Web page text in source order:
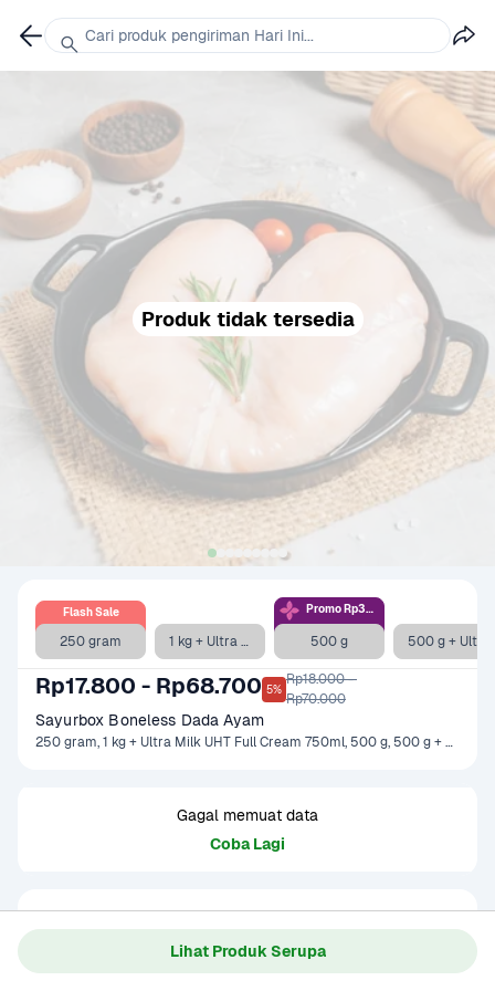
Lihat Produk Serupa
Produk tidak tersedia
250 gram
Flash Sale
1 kg + Ultra Milk UHT Full Cream 750ml 500 g
Promo Rp33.9rb
Rp17.800 - Rp68.700 5%
Rp18.000 -
Rp70.000
Sayurbox Boneless Dada Ayam
250 gram, 1 kg + Ultra Milk UHT Full Cream 750ml, 500 g, 500 g + Ultra Milk UHT Full Cream 750 ml, 2 x 500 gr
Gagal memuat data
Coba Lagi
Origin : Local/Indonesia
Cari produk pengiriman Hari Ini...